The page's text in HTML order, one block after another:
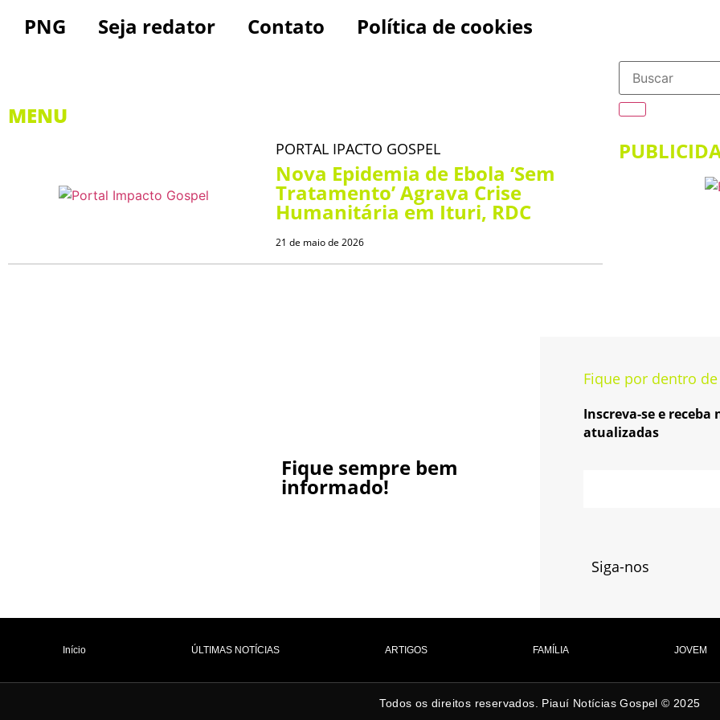
PNG Seja redator Contato Política de cookies
MENU
PORTAL IPACTO GOSPEL
Nova Epidemia de Ebola ‘Sem
Tratamento’ Agrava Crise
Humanitária em Ituri, RDC
21 de maio de 2026
Fique sempre bem
informado!
Fique por dentro
Inscreva-se e
atualizadas
Siga-nos
Início ÚLTIMAS NOTÍCIAS ARTIGOS FAMÍLIA JOVEM
Todos os direitos reservados. Piauí Notícias Gospel © 2025